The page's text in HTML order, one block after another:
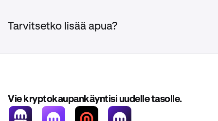
Tarvitsetko lisää apua?
Vie kryptokaupankäyntisi uudelle tasolle.